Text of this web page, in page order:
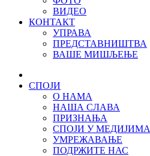
ВИДЕО
КОНТАКТ
УПРАВА
ПРЕДСТАВНИШТВА
ВАШЕ МИШЉЕЊЕ
СПОЈИ
О НАМА
НАША СЛАВА
ПРИЗНАЊА
СПОЈИ У МЕДИЈИМА
УМРЕЖАВАЊЕ
ПОДРЖИТЕ НАС